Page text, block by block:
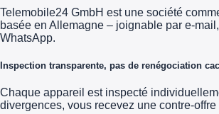
Telemobile24 GmbH est une société
basée en Allemagne – joignable par e-
WhatsApp.
Inspection transparente, pas de renégociation
Chaque appareil est inspecté
divergences, vous recevez une contre-